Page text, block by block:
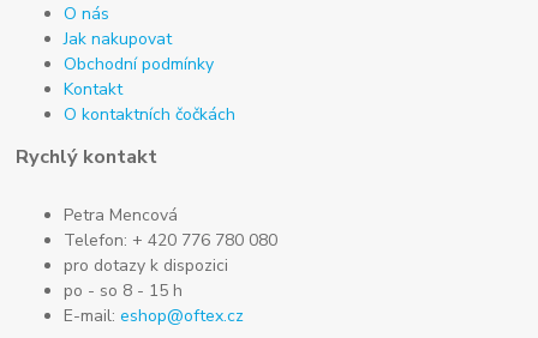
O nás
Jak nakupovat
Obchodní podmínky
Kontakt
O kontaktních čočkách
Rychlý kontakt
Petra Mencová
Telefon: + 420 776 780 080
pro dotazy k dispozici
po - so 8 - 15 h
E-mail:eshop@oftex.cz